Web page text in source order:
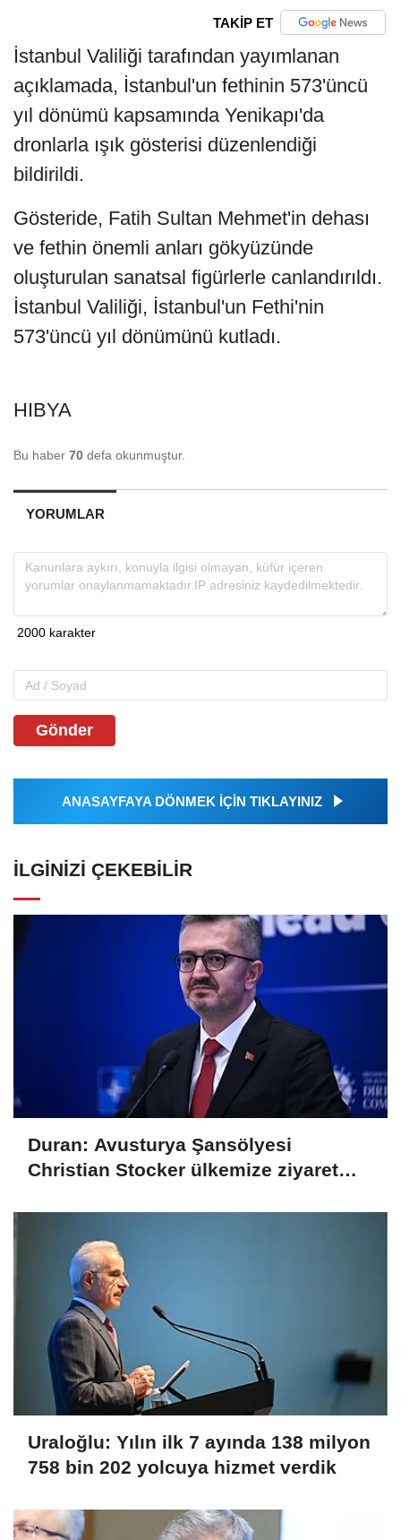
TAKİP ET
İstanbul Valiliği tarafından yayımlanan
açıklamada, İstanbul'un fethinin 573'üncü
yıl dönümü kapsamında Yenikapı'da
dronlarla ışık gösterisi düzenlendiği
bildirildi.
Gösteride, Fatih Sultan Mehmet'in dehası
ve fethin önemli anları gökyüzünde
oluşturulan sanatsal figürlerle canlandırıldı.
İstanbul Valiliği, İstanbul'un Fethi'nin
573'üncü yıl dönümünü kutladı.
HIBYA
Bu haber 70 defa okunmuştur.
YORUMLAR
Gönder
ANASAYFAYA DÖNMEK İÇİN TIKLAYINIZ
İLGINIZI ÇEKEBILIR
Duran: Avusturya Şansölyesi
Christian Stocker ülkemize ziyaret
Uraloğlu: Yılın ilk 7 ayında 138 milyon
758 bin 202 yolcuya hizmet verdik